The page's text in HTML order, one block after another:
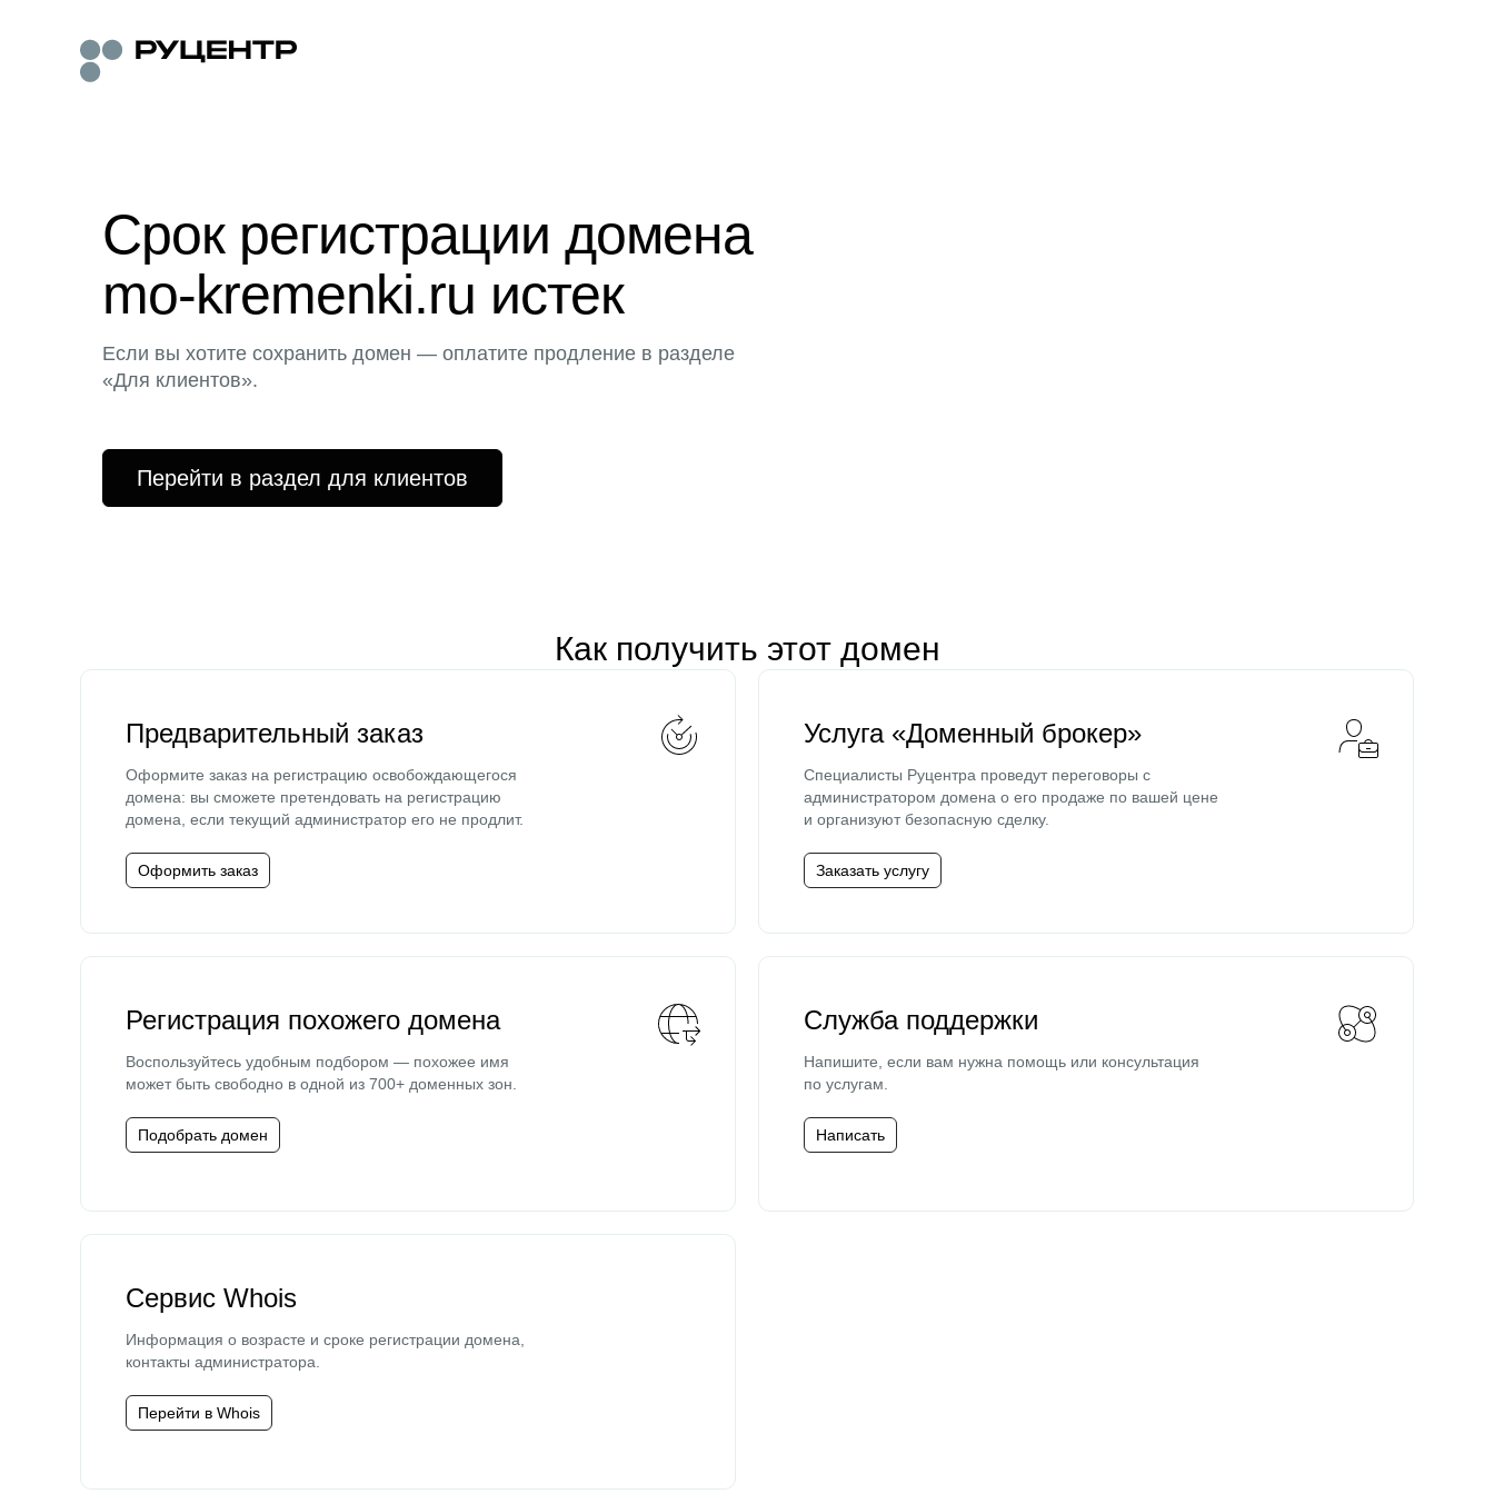
Срок регистрации домена
mo-kremenki.ru истек
Если вы хотите сохранить домен — оплатите продление в разделе
«Для клиентов».
Перейти в раздел для клиентов
Как получить этот домен
Предварительный заказ
Оформите заказ на регистрацию освобождающегося
домена: вы сможете претендовать на регистрацию
домена, если текущий администратор его не продлит.
Оформить заказ
Услуга «Доменный брокер»
Специалисты Руцентра проведут переговоры с
администратором домена о его продаже по вашей цене
и организуют безопасную сделку.
Заказать услугу
Регистрация похожего домена
Воспользуйтесь удобным подбором — похожее имя
может быть свободно в одной из 700+ доменных зон.
Подобрать домен
Служба поддержки
Напишите, если вам нужна помощь или консультация
по услугам.
Написать
Сервис Whois
Информация о возрасте и сроке регистрации домена,
контакты администратора.
Перейти в Whois